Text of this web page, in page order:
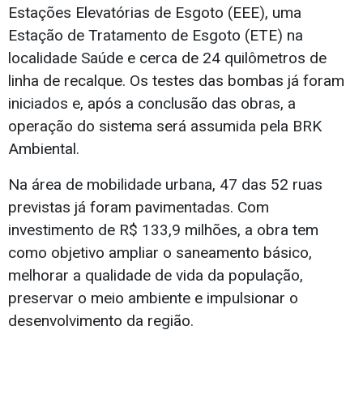
Estações Elevatórias de Esgoto (EEE), uma
Estação de Tratamento de Esgoto (ETE) na
localidade Saúde e cerca de 24 quilômetros de
linha de recalque. Os testes das bombas já foram
iniciados e, após a conclusão das obras, a
operação do sistema será assumida pela BRK
Ambiental.
Na área de mobilidade urbana, 47 das 52 ruas
previstas já foram pavimentadas. Com
investimento de R$ 133,9 milhões, a obra tem
como objetivo ampliar o saneamento básico,
melhorar a qualidade de vida da população,
preservar o meio ambiente e impulsionar o
desenvolvimento da região.